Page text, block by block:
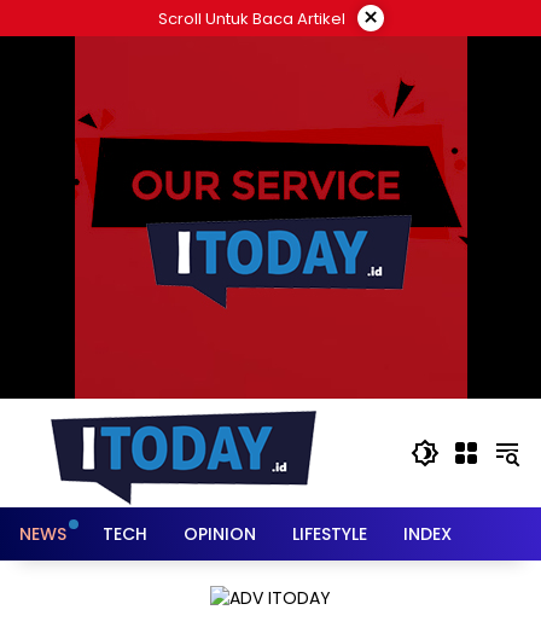
ke
Scroll Untuk Baca Artikel ×
NEWS TECH OPINION LIFESTYLE INDEX